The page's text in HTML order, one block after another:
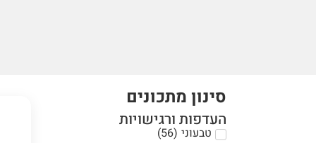
סינון מתכונים
העדפות ורגישויות
טבעוני (
56
)